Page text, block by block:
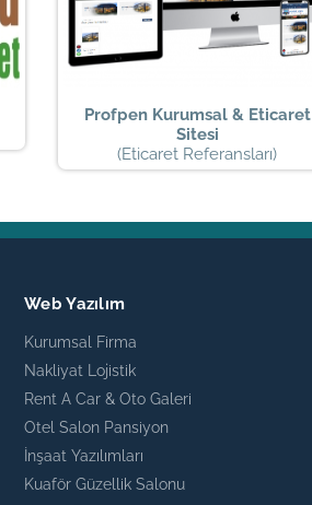
Profpen Kurumsal & Eticaret
Sitesi
(Eticaret Referansları)
Web Yazılım
Kurumsal Firma
Nakliyat Lojistik
Rent A Car & Oto Galeri
Otel Salon Pansiyon
İnşaat Yazılımları
Kuaför Güzellik Salonu